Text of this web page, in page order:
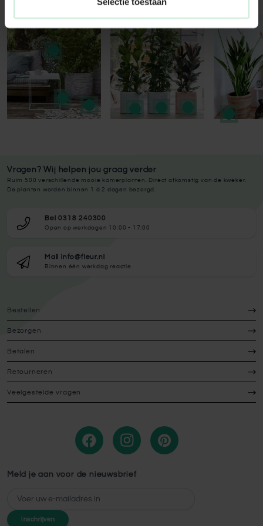
Press to skip carousel
Vragen? Wij helpen jou graag verder
Ruim 500 verschillende mooie kamerplanten. Direct afkomstig van de kweker.
De planten worden binnen 1 à 2 dagen bezorgd.
Bel 0318 240300
Open op werkdagen 10:00 - 17:00
Mail info@fleur.nl
Binnen één werkdag reactie
Bestellen
Bezorgen
Betalen
Retourneren
Veelgestelde vragen
Meld je aan voor de nieuwsbrief
E-mailadres
Inschrijven